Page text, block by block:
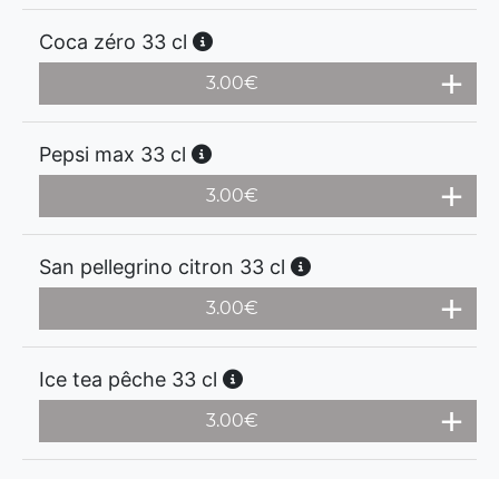
Coca zéro 33 cl
3.00€
Pepsi max 33 cl
3.00€
San pellegrino citron 33 cl
3.00€
Ice tea pêche 33 cl
3.00€